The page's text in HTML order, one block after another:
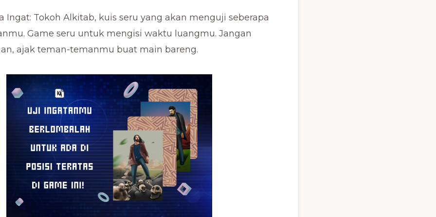
Ingat: Tokoh Alkitab, kuis seru yang akan menguji seberapa
Game seru untuk mengisi waktu luangmu. Jangan
ajak teman-temanmu buat main bareng.